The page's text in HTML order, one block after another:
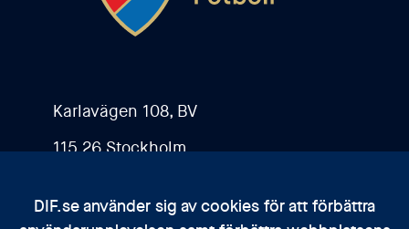
Karlavägen 108, BV
115 26 Stockholm
Kontakta oss
DIF.se använder sig av cookies för att förbättra